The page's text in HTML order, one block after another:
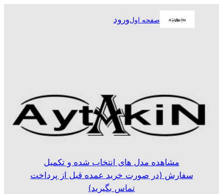
صفحه اولورود
مشاهده مدل های انتخاب شده و تکمیل
سفارش (در صورت خرید عمده قبل از پرداخت
تماس بگیرید)